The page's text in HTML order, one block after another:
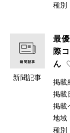
種別
新聞記事
最
際
ん
掲載
掲載
掲載
地域
種別